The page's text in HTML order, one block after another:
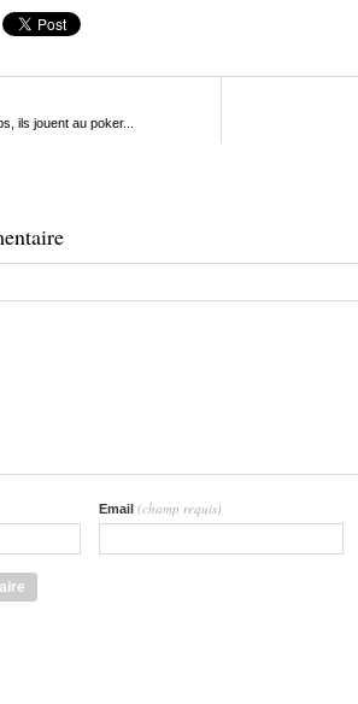
ils jouent au poker...
Email (champ requis)